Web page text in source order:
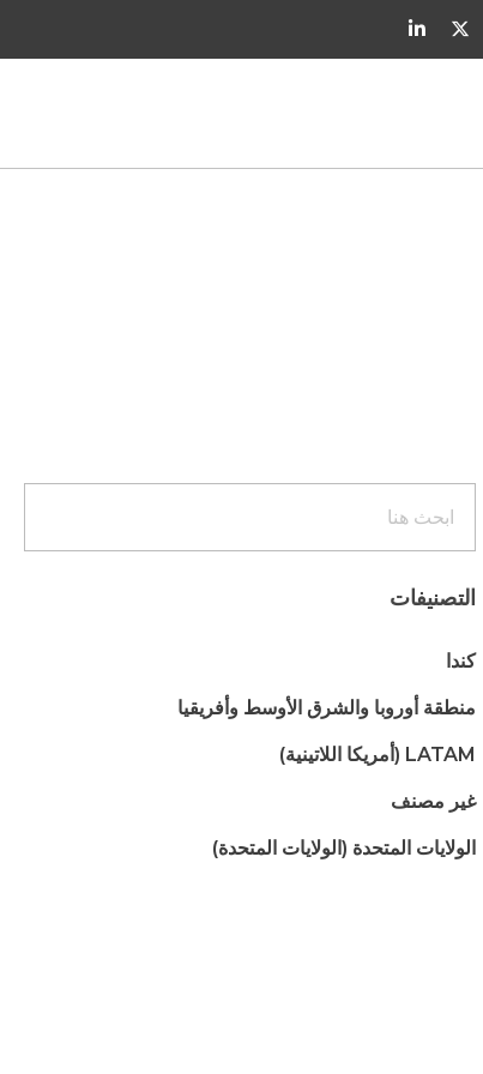
التصنيفات
كندا
منطقة أوروبا والشرق الأوسط وأفريقيا
LATAM (أمريكا اللاتينية)
غير مصنف
الولايات المتحدة (الولايات المتحدة)